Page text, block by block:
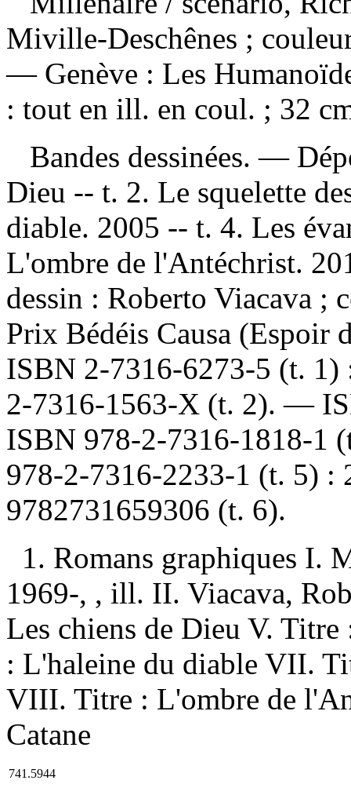
Miville-Deschênes ;
— Genève : Les
: tout en ill. en coul. ; 32
Bandes dessinées. —
Dieu -- t. 2. Le squelette
diable. 2005 -- t. 4. Les
L'ombre de l'Antéchrist.
dessin : Roberto Viacava
Prix Bédéis Causa
ISBN 2-7316-6273-5 (t. 1)
2-7316-1563-X (t. 2). —
ISBN 978-2-7316-1818-1
978-2-7316-2233-1 (t. 5) :
9782731659306 (t. 6).
1. Romans graphiques I.
1969-, , ill. II. Viacava,
Les chiens de Dieu V.
: L'haleine du diable VII.
VIII. Titre : L'ombre de
Catane
741.5944